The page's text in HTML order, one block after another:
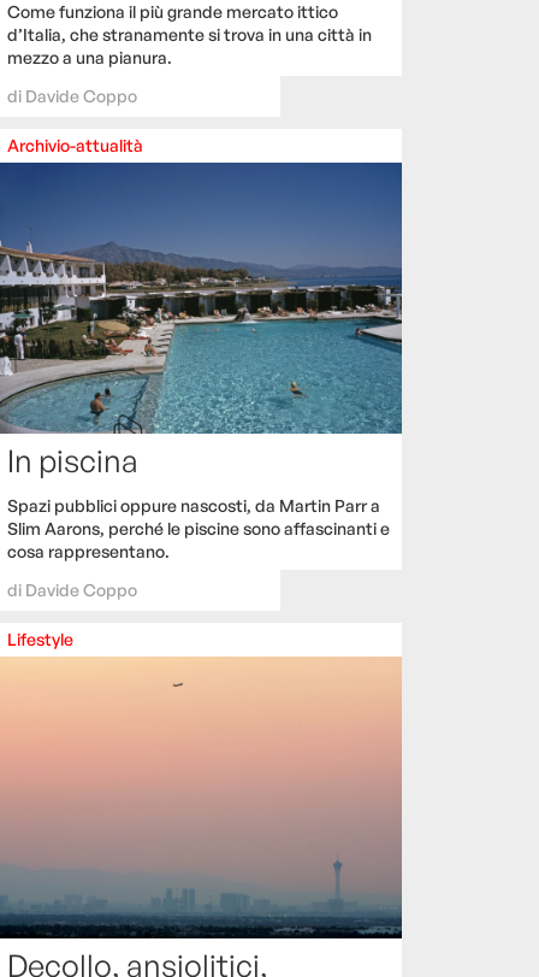
Come funziona il più grande mercato ittico
d’Italia, che stranamente si trova in una città in
mezzo a una pianura.
di Davide Coppo
Archivio-attualità
In piscina
Spazi pubblici oppure nascosti, da Martin Parr a
Slim Aarons, perché le piscine sono affascinanti e
cosa rappresentano.
di Davide Coppo
Lifestyle
Decollo, ansiolitici,